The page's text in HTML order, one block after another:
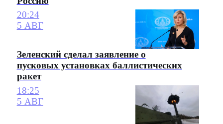
20:24
5 АВГ
Зеленский сделал заявление о
пусковых установках баллистических
ракет
18:25
5 АВГ